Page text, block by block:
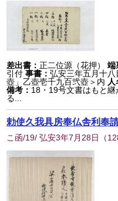
差出書：正二位源（花押） 端
引付 事書：弘安三年五月十
壺」乙壺壱千九百弐壺＞内
備考： 18・19号文書はもと
る...
勅使久我具房奉仏舎利奉
こ函/19/ 弘安3年7月28日 （